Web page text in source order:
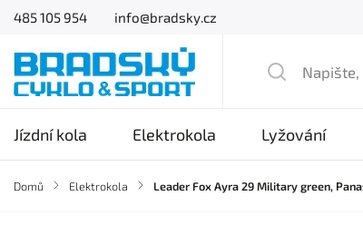
485 105 954 info@bradsky.cz
Jízdní kola Elektrokola Lyžování
Domů / Elektrokola / Leader Fox Ayra 29 Military green,